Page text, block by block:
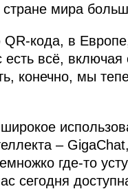
мира
кода, в
всё, включая
конечно, мы
–
где-то
сегодня